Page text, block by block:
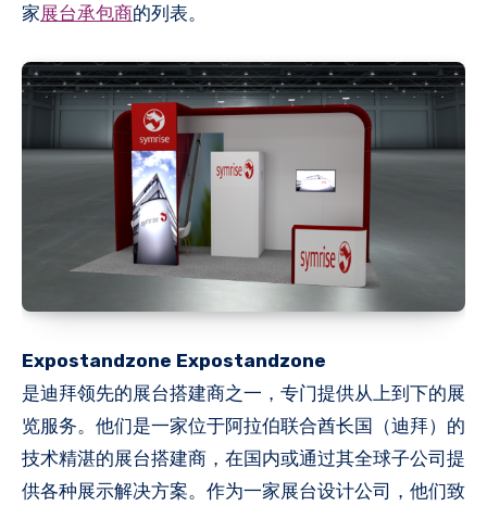
家展台承包商的列表。
Expostandzone Expostandzone
是迪拜领先的展台搭建商之一，专门提供从上到下的展
览服务。他们是一家位于阿拉伯联合酋长国（迪拜）的
技术精湛的展台搭建商，在国内或通过其全球子公司提
供各种展示解决方案。作为一家展台设计公司，他们致